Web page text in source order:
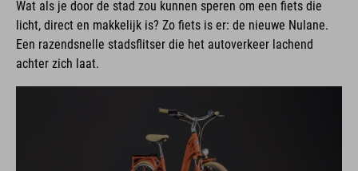
Wat als je door de stad zou kunnen speren om een fiets die
licht, direct en makkelijk is? Zo fiets is er: de nieuwe Nulane.
Een razendsnelle stadsflitser die het autoverkeer lachend
achter zich laat.